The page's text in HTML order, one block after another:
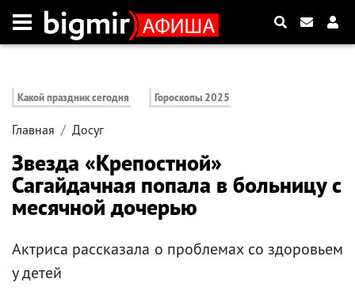
Какой праздник сегодня Гороскопы 2025
Главная Досуг
Звезда «Крепостной»
Сагайдачная попала в больницу с
месячной дочерью
Актриса рассказала о проблемах со здоровьем
у детей